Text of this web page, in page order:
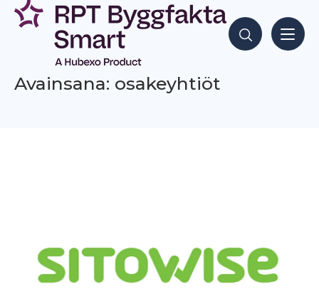
Siirry
sisältöön
Hae sisältöjä
Avainsana: osakeyhtiöt